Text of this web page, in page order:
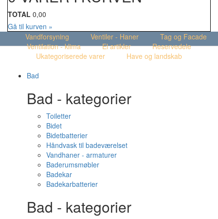
TOTAL 0,00
Gå til kurven »
Vandforsyning
Ventiler - Haner
Tag og Facade
Ventilation - klima
El artikler
Reservedele
Ukategoriserede varer
Have og landskab
Bad
Bad - kategorier
Toiletter
Bidet
Bidetbatterier
Håndvask til badeværelset
Vandhaner - armaturer
Baderumsmøbler
Badekar
Badekarbatterier
Bad - kategorier